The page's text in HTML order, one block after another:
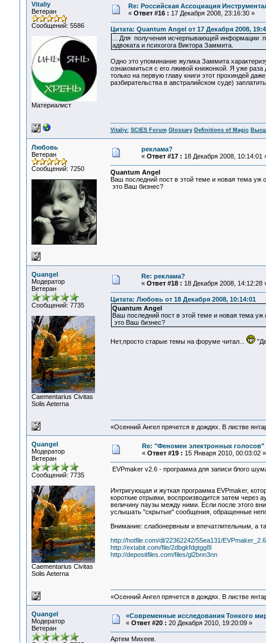
Vitaliy
Ветеран
Сообщений: 5586
Материалист
Re: Российская Ассоциация
« Ответ #16 : 17 Декабря 2008, 23:16:30 »
Цитата: Quantum Angel от 17 Декабря 2008,
... Для получения исчерпывающей информации
адвоката и психогога Виктора Заммита.
Одно это упоминание жулика Заммита
ознакомиться с его лживой книжонкой. Я уже
только на первую главу книги этот прохиндей
разбирательства в австралийском суде)
Vitaliy: SCIES Forum Glossary Definitions of Magic
Любовь
Ветеран
Сообщений: 7250
реклама?
« Ответ #17 : 18 Декабря 2008, 10:14:01
Quantum Angel
Ваш последний пост в этой теме и новая тема уж
это Ваш бизнес?
Quangel
Модератор
Ветеран
Сообщений: 7735
Сaementarius Civitas
Solis Aeterna
Re: реклама?
« Ответ #18 : 18 Декабря 2008, 14:12:28
Цитата: Любовь от 18 Декабря 2008, 10:14:01
Quantum Angel
Ваш последний пост в этой теме и новая тема уж
это Ваш бизнес?
Нет,просто старые темы на форуме читал...
«Осенний Ангел прячется в дождях. В листве
Quangel
Модератор
Ветеран
Сообщений: 7735
Сaementarius Civitas
Solis Aeterna
Re: "Феномен электронных голосов"
« Ответ #19 : 15 Января 2010, 00:03:02 »
EVPmaker v2.6 - программа для записи блого
Интригующая и жуткая программа EVPmaker,
короткие отрывки, воспроизводится затем через
величину паузы между ними. Если после этого
услышать "скрытые" сообщения, обращенные
Внимание: слабонервным и впечатлительным, а
http://hotfile.com/dl/22362242/55ea131/
http://extabit.com/file/2dbgkfdgtgg8l
http://depositfiles.com/files/gl2bnn3nn
«Осенний Ангел прячется в дождях. В листве
Quangel
Модератор
Ветеран
«Современные исследования Тонкого
« Ответ #20 : 20 Декабря 2010, 19:20:09 »
Артем Михеев.